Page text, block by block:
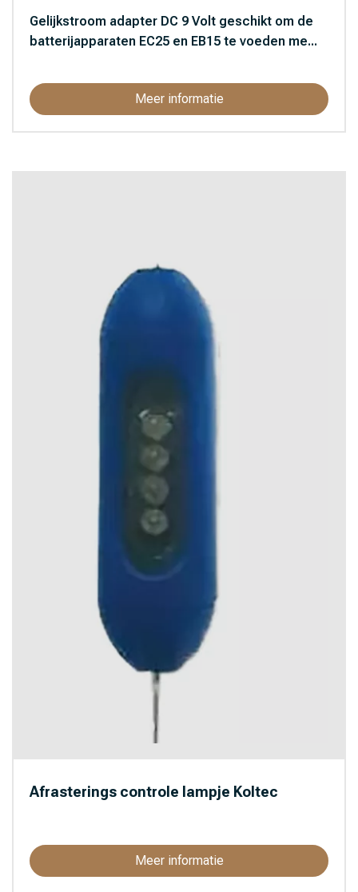
Gelijkstroom adapter DC 9 Volt geschikt om de
batterijapparaten EC25 en EB15 te voeden me...
Meer informatie
Afrasterings controle lampje Koltec
Meer informatie